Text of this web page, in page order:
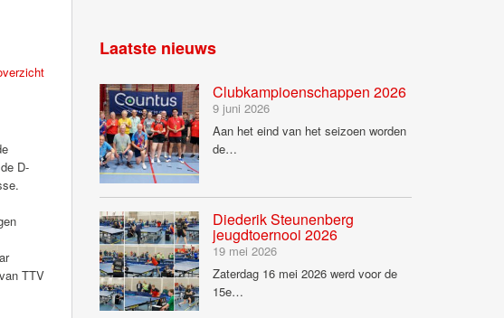
D-
TTV
Laatste nieuws
Clubkampioenschappen 2026
9 juni 2026
Aan het eind van het seizoen worden
de…
Diederik Steunenberg
jeugdtoernooi 2026
19 mei 2026
Zaterdag 16 mei 2026 werd voor de
15e…